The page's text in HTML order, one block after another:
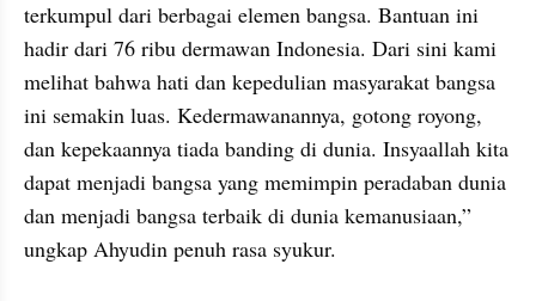
terkumpul dari berbagai elemen bangsa. Bantuan ini
hadir dari 76 ribu dermawan Indonesia. Dari sini kami
melihat bahwa hati dan kepedulian masyarakat bangsa
ini semakin luas. Kedermawanannya, gotong royong,
dan kepekaannya tiada banding di dunia. Insyaallah kita
dapat menjadi bangsa yang memimpin peradaban dunia
dan menjadi bangsa terbaik di dunia kemanusiaan,”
ungkap Ahyudin penuh rasa syukur.